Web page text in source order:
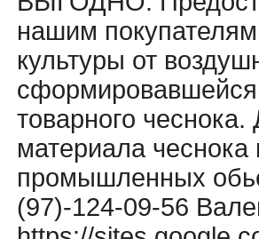
нашим
культуры от
сформировавшейся
товарного чеснока.
материала
промышленных
(97)-124-09-56